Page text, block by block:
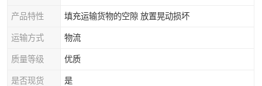
产品特性 填充运输货物的空隙 放置晃动损坏
运输方式 物流
质量等级 优质
是否现货 是